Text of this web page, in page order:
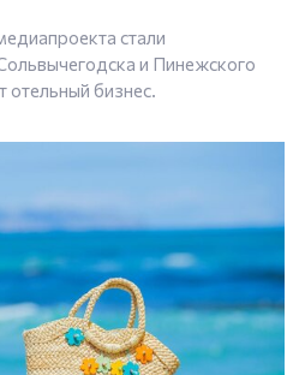
стали
и Пинежского
отельный бизнес.